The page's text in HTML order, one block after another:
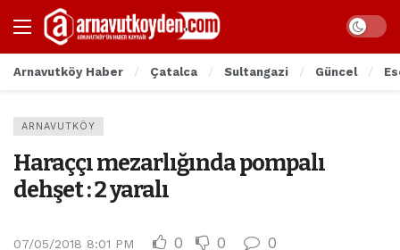
Arnavutköy Haber Çatalca Sultangazi Güncel
ARNAVUTKÖY
Haraççı mezarlığında pompalı
dehşet : 2 yaralı
07/05/2018 8:01 PM 0 0 0